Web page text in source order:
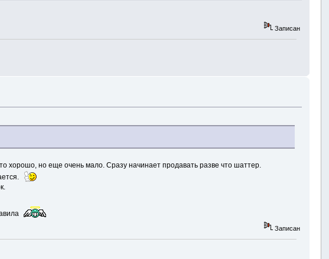
Записан
хорошо, но еще очень мало. Сразу начинает продавать разве что шаттер.
Записан